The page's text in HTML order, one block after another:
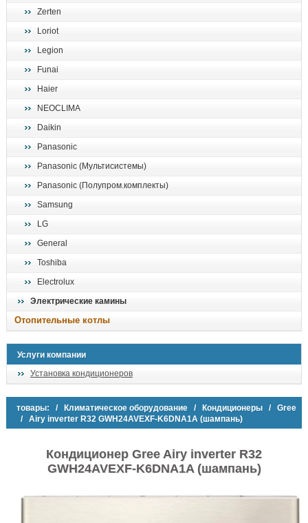
Zerten
Loriot
Legion
Funai
Haier
NEOCLIMA
Daikin
Panasonic
Panasonic (Мультисистемы)
Panasonic (Полупром.комплекты)
Samsung
LG
General
Toshiba
Electrolux
Электрические камины
Отопительные котлы
Услуги компании
Установка кондиционеров
товары: / Климатическое оборудование / Кондиционеры / Gree
/ Airy inverter R32 GWH24AVEXF-K6DNA1A (шампань)
Кондиционер Gree Airy inverter R32
GWH24AVEXF-K6DNA1A (шампань)